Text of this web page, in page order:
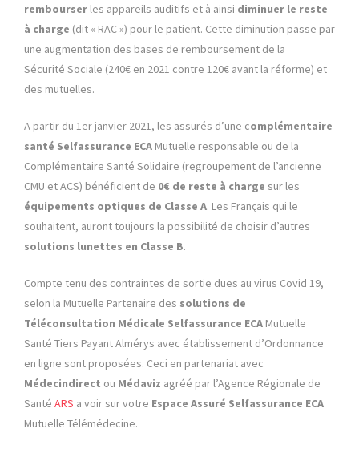
rembourser les appareils auditifs et à ainsi diminuer le reste
à charge (dit « RAC ») pour le patient. Cette diminution passe par
une augmentation des bases de remboursement de la
Sécurité Sociale (240€ en 2021 contre 120€ avant la réforme) et
des mutuelles.
A partir du 1er janvier 2021, les assurés d’une complémentaire
santé Selfassurance ECA Mutuelle responsable ou de la
Complémentaire Santé Solidaire (regroupement de l’ancienne
CMU et ACS) bénéficient de 0€ de reste à charge sur les
équipements optiques de Classe A. Les Français qui le
souhaitent, auront toujours la possibilité de choisir d’autres
solutions lunettes en Classe B.
Compte tenu des contraintes de sortie dues au virus Covid 19,
selon la Mutuelle Partenaire des solutions de
Téléconsultation Médicale Selfassurance ECA Mutuelle
Santé Tiers Payant Almérys avec établissement d’Ordonnance
en ligne sont proposées. Ceci en partenariat avec
Médecindirect ou Médaviz agréé par l’Agence Régionale de
Santé ARS a voir sur votre Espace Assuré Selfassurance ECA
Mutuelle Télémédecine.